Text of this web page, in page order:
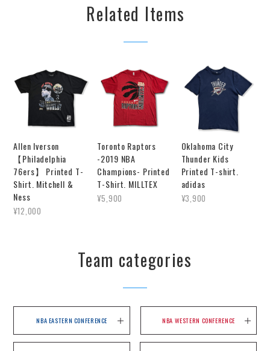
Related Items
Allen Iverson
【Philadelphia
76ers】 Printed T-
Shirt. Mitchell &
Ness
¥12,000
Toronto Raptors
-2019 NBA
Champions- Printed
T-Shirt. MILLTEX
¥5,900
Oklahoma City
Thunder Kids
Printed T-shirt.
adidas
¥3,900
Team categories
NBA EASTERN CONFERENCE NBA WESTERN CONFERENCE